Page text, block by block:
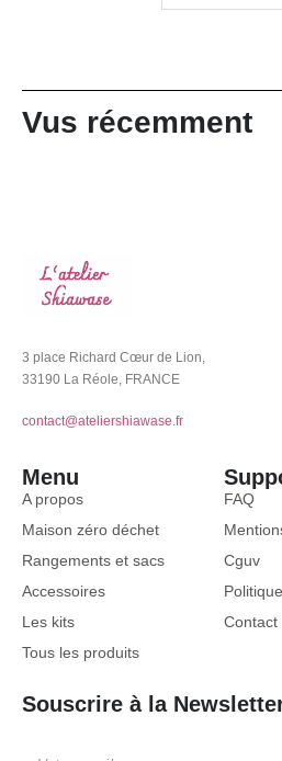
Vus récemment
3 place Richard Cœur de Lion,
33190 La Réole, FRANCE
contact@ateliershiawase.fr
Menu
A propos
Maison zéro déchet
Rangements et sacs
Accessoires
Les kits
Tous les produits
FAQ
Cguv
Contact
Souscrire à la